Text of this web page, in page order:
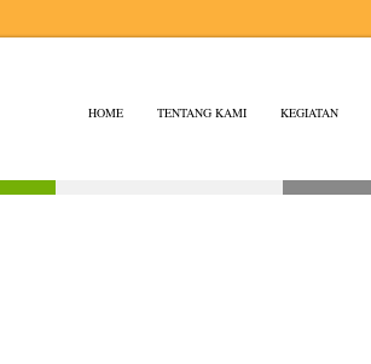
HOME TENTANG KAMI KEGIATAN